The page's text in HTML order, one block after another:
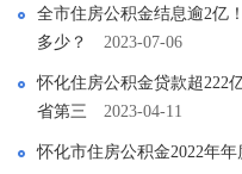
全市住房公积金结息逾2亿
多少？
2023-07-06
怀化住房公积金贷款超222
省第三
2023-04-11
怀化市住房公积金2022年年